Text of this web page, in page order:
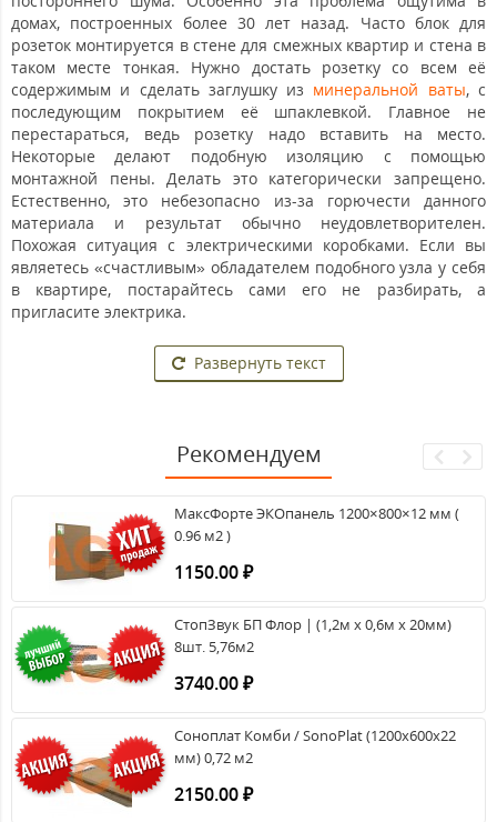
домах, построенных более 30 лет назад. Часто блок для
розеток монтируется в стене для смежных квартир и стена в
таком месте тонкая. Нужно достать розетку со всем её
содержимым и сделать заглушку из минеральной ваты, с
последующим покрытием её шпаклевкой. Главное не
перестараться, ведь розетку надо вставить на место.
Некоторые делают подобную изоляцию с помощью
монтажной пены. Делать это категорически запрещено.
Естественно, это небезопасно из-за горючести данного
материала и результат обычно неудовлетворителен.
Похожая ситуация с электрическими коробками. Если вы
являетесь «счастливым» обладателем подобного узла у себя
в квартире, постарайтесь сами его не разбирать, а
пригласите электрика.
Развернуть текст
Рекомендуем
МаксФорте ЭКОпанель 1200×800×12 мм (
0.96 м2 )
1150.00 ₽
СтопЗвук БП Флор | (1,2м х 0,6м х 20мм)
8шт. 5,76м2
3740.00 ₽
Соноплат Комби / SonoPlat (1200х600х22
мм) 0,72 м2
2150.00 ₽